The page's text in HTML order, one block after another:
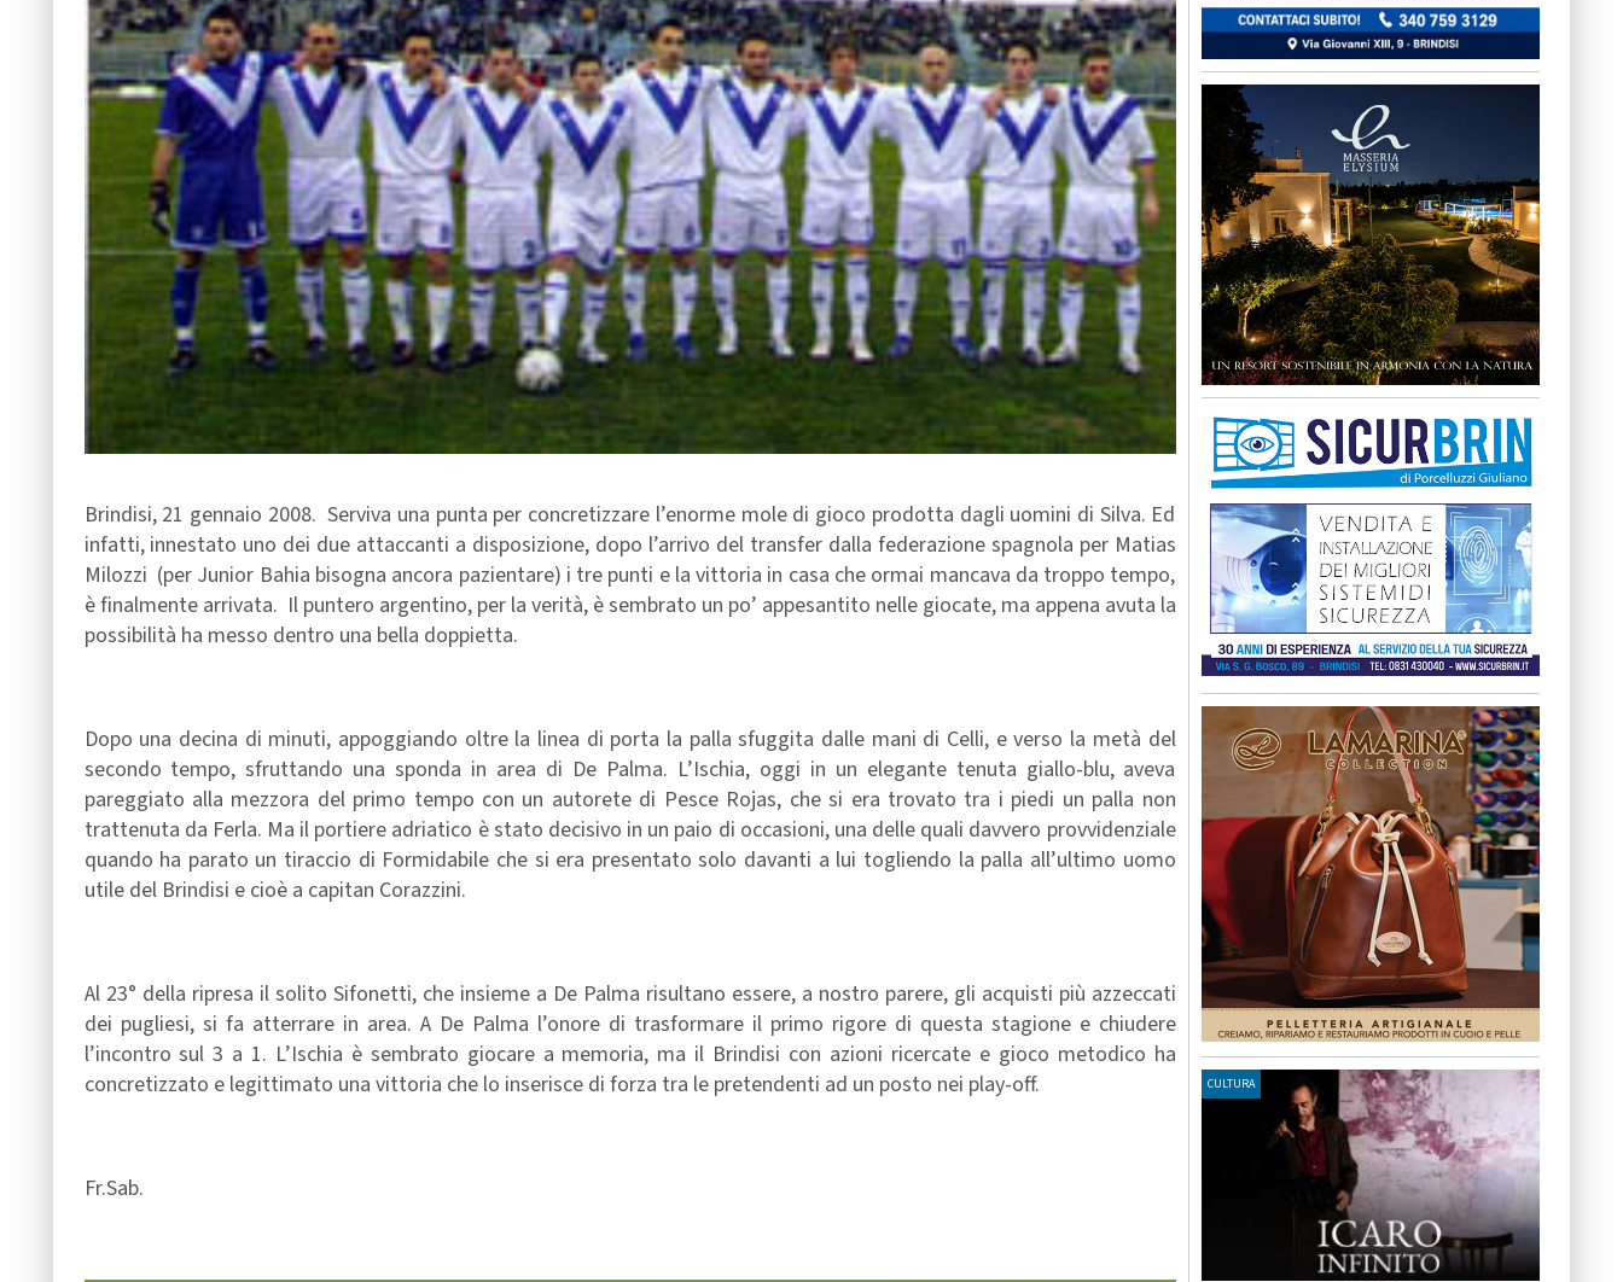
Brindisi, 21 gennaio 2008. Serviva una punta per concretizzare l’enorme mole di gioco prodotta dagli uomini di Silva. Ed
infatti, innestato uno dei due attaccanti a disposizione, dopo l’arrivo del transfer dalla federazione spagnola per Matias
Milozzi (per Junior Bahia bisogna ancora pazientare) i tre punti e la vittoria in casa che ormai mancava da troppo tempo,
è finalmente arrivata. Il puntero argentino, per la verità, è sembrato un po’ appesantito nelle giocate, ma appena avuta la
possibilità ha messo dentro una bella doppietta.
Dopo una decina di minuti, appoggiando oltre la linea di porta la palla sfuggita dalle mani di Celli, e verso la metà del
secondo tempo, sfruttando una sponda in area di De Palma. L’Ischia, oggi in un elegante tenuta giallo-blu, aveva
pareggiato alla mezzora del primo tempo con un autorete di Pesce Rojas, che si era trovato tra i piedi un palla non
trattenuta da Ferla. Ma il portiere adriatico è stato decisivo in un paio di occasioni, una delle quali davvero provvidenziale
quando ha parato un tiraccio di Formidabile che si era presentato solo davanti a lui togliendo la palla all’ultimo uomo
utile del Brindisi e cioè a capitan Corazzini.
Al 23° della ripresa il solito Sifonetti, che insieme a De Palma risultano essere, a nostro parere, gli acquisti più azzeccati
dei pugliesi, si fa atterrare in area. A De Palma l’onore di trasformare il primo rigore di questa stagione e chiudere
l’incontro sul 3 a 1. L’Ischia è sembrato giocare a memoria, ma il Brindisi con azioni ricercate e gioco metodico ha
concretizzato e legittimato una vittoria che lo inserisce di forza tra le pretendenti ad un posto nei play-off.
Fr.Sab.
CULTURA